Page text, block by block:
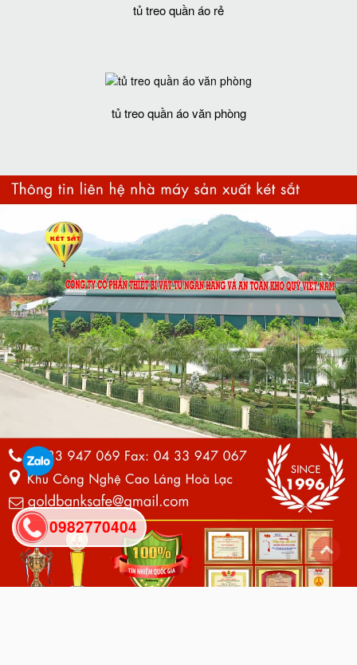
tủ treo quần áo rẻ
tủ treo quần áo văn phòng
0982770404
back